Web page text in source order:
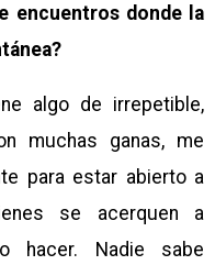
encuentros donde la
algo de irrepetible,
muchas ganas, me
para estar abierto a
se acerquen a
hacer. Nadie sabe